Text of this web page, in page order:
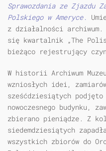
Sprawozdania ze Zjazdu
Polskiego w Ameryce.
z działalności archiwum.
się kwartalnik „The
bieżąco rejestrujący
W historii Archiwum
wzniosłych idei,
sześćdziesiątych podjęto
nowoczesnego budynku,
zbierano pieniądze. Z
siedemdziesiątych
wszystkich zbiorów do